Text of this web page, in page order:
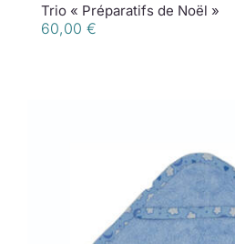
Trio « Préparatifs de Noël »
60,00 €